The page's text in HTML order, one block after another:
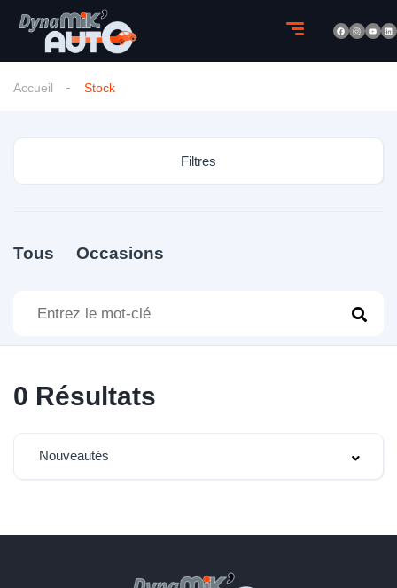
Accueil Stock
Filtres
Tous Occasions
0 Résultats
Nouveautés